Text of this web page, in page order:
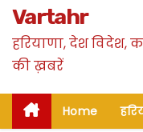
n
Vartahr
हरियाणा, देश विदेश,
की ख़बरें
Home